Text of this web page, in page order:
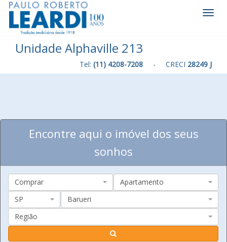
Unidade Alphaville 213
Tel: (11) 4208-7208 - CRECI 28249 J
Encontre aqui o imóvel dos seus
sonhos
Comprar
Apartamento
SP
Barueri
Região